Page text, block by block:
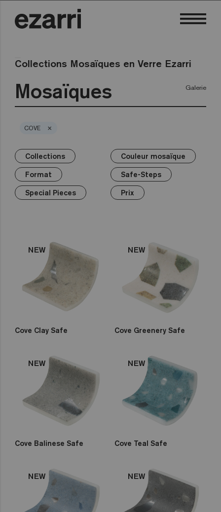
Collections Mosaïques en Verre Ezarri
Mosaïques Galerie
COVE ×
Collections
Collections ×
Premium
Terrazzo
Gemma
Zen
Iridescent
Cocktail
Metal
Fosfo
Lisa
Niebla
Mix
Dégradés
Couleur mosaïque
Couleur mosaïque ×
Blanc
Noir
Gris
Bleus
Format
Format ×
25mm
50mm
Safe-Steps
Safe-Steps ×
Anti-slip mosaics
Special Pieces
Special Pieces ×
Corner
Cove
Prix
Prix ×
€
€€
NEW
Cove Clay Safe
NEW
Cove Greenery Safe
NEW
Cove Balinese Safe
NEW
Cove Teal Safe
NEW NEW